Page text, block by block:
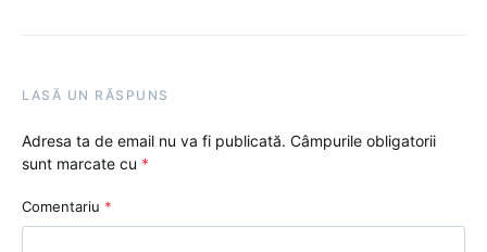
LASĂ UN RĂSPUNS
Adresa ta de email nu va fi publicată. Câmpurile obligatorii
sunt marcate cu *
Comentariu *